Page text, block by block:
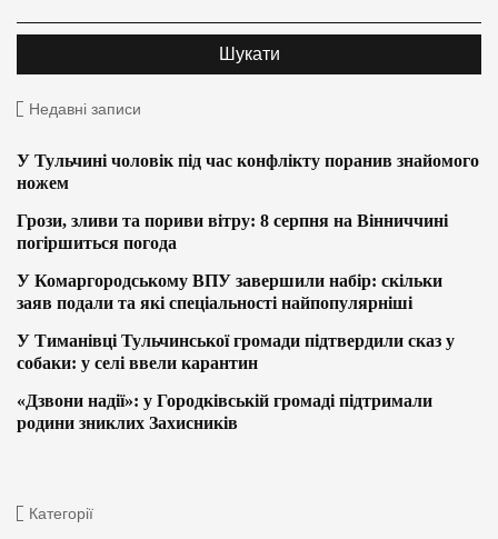
Недавні записи
У Тульчині чоловік під час конфлікту поранив знайомого
ножем
Грози, зливи та пориви вітру: 8 серпня на Вінниччині
погіршиться погода
У Комаргородському ВПУ завершили набір: скільки
заяв подали та які спеціальності найпопулярніші
У Тиманівці Тульчинської громади підтвердили сказ у
собаки: у селі ввели карантин
«Дзвони надії»: у Городківській громаді підтримали
родини зниклих Захисників
Категорії